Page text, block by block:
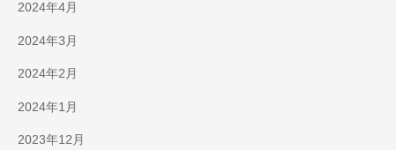
2024年4月
2024年3月
2024年2月
2024年1月
2023年12月